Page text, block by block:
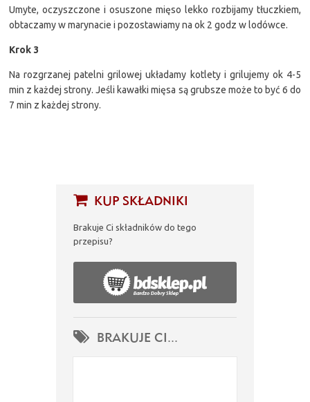
KUP SKŁADNIKI
Brakuje Ci składników do tego
przepisu?
BRAKUJE CI...
Umyte, oczyszczone i osuszone mięso lekko rozbijamy tłuczkiem,
obtaczamy w marynacie i pozostawiamy na ok 2 godz w lodówce.
Krok 3
Na rozgrzanej patelni grilowej układamy kotlety i grilujemy ok 4-5
min z każdej strony. Jeśli kawałki mięsa są grubsze może to być 6 do
7 min z każdej strony.